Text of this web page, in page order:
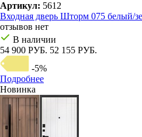
Артикул: 5612
Входная дверь Шторм 075 белый/
отзывов нет
В наличии
54 900 РУБ. 52 155 РУБ.
-5%
Подробнее
Новинка